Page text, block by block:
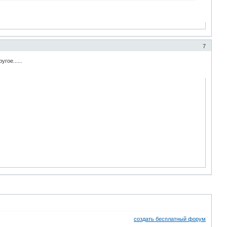
7
создать бесплатный форум